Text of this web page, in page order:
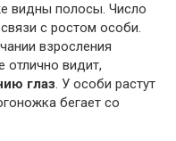
видны полосы. Число
с ростом особи.
взросления
отлично видит,
глаз. У особи растут
бегает со